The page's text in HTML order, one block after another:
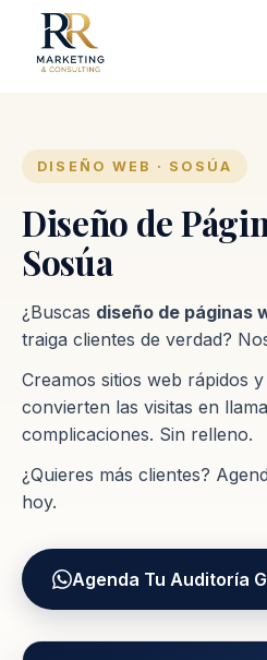
Industrias
Proceso
Contacto
DISEÑO WEB · SOSÚA
Diseño de
Sosúa
¿Buscas diseño de páginas
traiga clientes de verdad?
Creamos sitios web rápidos
convierten las visitas en
complicaciones. Sin relleno.
¿Quieres más clientes?
hoy.
Agenda Tu Auditoría